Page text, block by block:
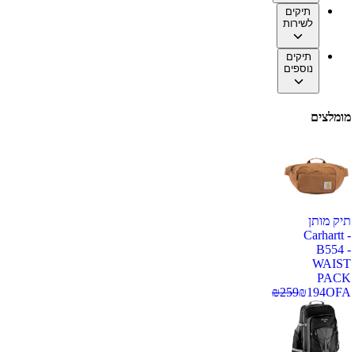
תיקים
לשירות
תיקים
נוספים
מומלצים
תיק מותן
Carhartt -
B554 -
WAIST
PACK
OFA
₪194
₪259